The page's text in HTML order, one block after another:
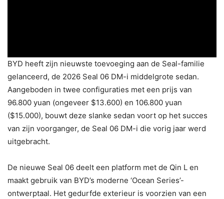
BYD heeft zijn nieuwste toevoeging aan de Seal-familie
gelanceerd, de 2026 Seal 06 DM-i middelgrote sedan.
Aangeboden in twee configuraties met een prijs van
96.800 yuan (ongeveer $13.600) en 106.800 yuan
($15.000), bouwt deze slanke sedan voort op het succes
van zijn voorganger, de Seal 06 DM-i die vorig jaar werd
uitgebracht.
De nieuwe Seal 06 deelt een platform met de Qin L en
maakt gebruik van BYD’s moderne ‘Ocean Series’-
ontwerptaal. Het gedurfde exterieur is voorzien van een